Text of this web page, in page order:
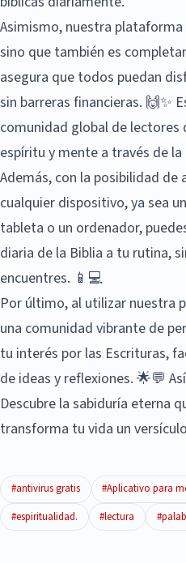
Asimismo, nuestra plataforma
sino que también es
asegura que todos puedan
sin barreras financieras. 🙌✨
comunidad global de lectores
espíritu y mente a través de la
Además, con la posibilidad de
cualquier dispositivo, ya sea
tableta o un ordenador,
diaria de la Biblia a tu rutina,
encuentres. 📱💻
Por último, al utilizar nuestra
una comunidad vibrante de
tu interés por las Escrituras,
de ideas y reflexiones. 🌟💬
Descubre la sabiduría eterna
transforma tu vida un
#antivirus gratis #Aplicativo para
#espiritualidad.
#lectura